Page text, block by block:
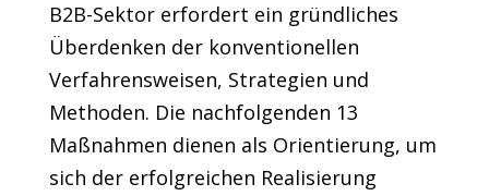
B2B-Sektor erfordert ein gründliches
Überdenken der konventionellen
Verfahrensweisen, Strategien und
Methoden. Die nachfolgenden 13
Maßnahmen dienen als Orientierung, um
sich der erfolgreichen Realisierung